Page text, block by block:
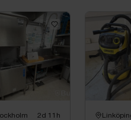
2d 11h